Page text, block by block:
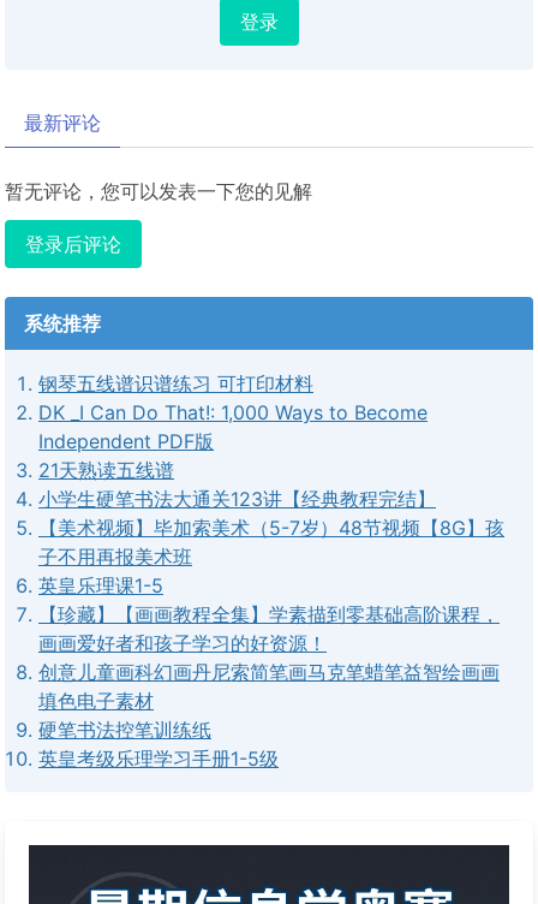
登录
最新评论
暂无评论，您可以发表一下您的见解
登录后评论
系统推荐
钢琴五线谱识谱练习 可打印材料
DK _I Can Do That!: 1,000 Ways to Become
Independent PDF版
21天熟读五线谱
小学生硬笔书法大通关123讲【经典教程完结】
【美术视频】毕加索美术（5-7岁）48节视频【8G】孩
子不用再报美术班
英皇乐理课1-5
【珍藏】【画画教程全集】学素描到零基础高阶课程，
画画爱好者和孩子学习的好资源！
创意儿童画科幻画丹尼索简笔画马克笔蜡笔益智绘画画
填色电子素材
硬笔书法控笔训练纸
英皇考级乐理学习手册1-5级